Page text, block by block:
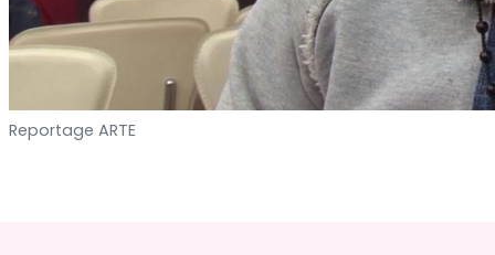
Reportage ARTE